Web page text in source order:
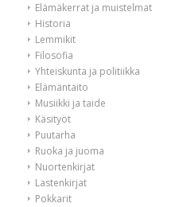
Elämäkerrat ja muistelmat
Historia
Lemmikit
Filosofia
Yhteiskunta ja politiikka
Elämäntaito
Musiikki ja taide
Käsityöt
Puutarha
Ruoka ja juoma
Nuortenkirjat
Lastenkirjat
Pokkarit